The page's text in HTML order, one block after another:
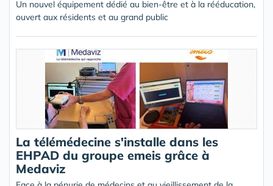
Un nouvel équipement dédié au bien-être et à la rééducation,
ouvert aux résidents et au grand public
La télémédecine s'installe dans les
EHPAD du groupe emeis grâce à
Medaviz